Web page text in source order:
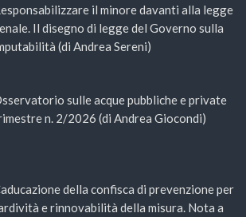
il minore davanti alla legge
Il disegno di legge del Governo sulla
(di Andrea Sereni)
sulle acque pubbliche e private
n. 2/2026 (di Andrea Giocondi)
della confisca di prevenzione per
e rinnovabilità della misura. Nota a